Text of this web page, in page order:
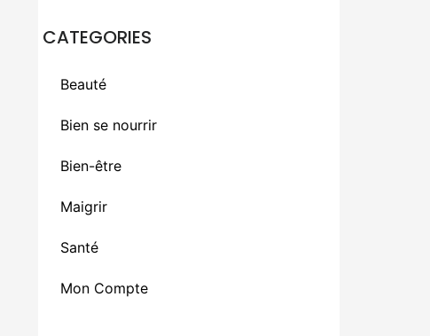
CATEGORIES
Beauté
Bien se nourrir
Bien-être
Maigrir
Santé
Mon Compte